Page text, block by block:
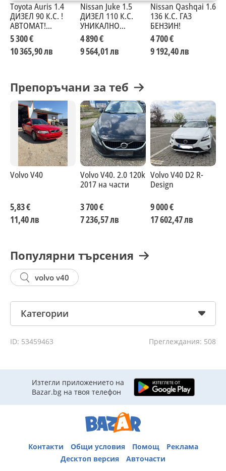
Toyota Auris 1.4
ДИЗЕЛ 90 К.С. !
АВТОМАТ!
FACELIFT! УНИКАТ!
5 300 €
10 365,90 лв
Nissan Juke 1.5
ДИЗЕЛ 110 К.С.
УНИКАЛНО
СЪСТОЯНИЕ!!!
4 890 €
9 564,01 лв
Nissan Qashqai 1.6
136 К.С. ГАЗ
БЕНЗИН!
4 700 €
9 192,40 лв
Препоръчани за теб
Volvo V40
5,83 €
11,40 лв
Volvo V40. 2.0 120k
2017 на части
3 700 €
7 236,57 лв
Volvo V40 D2 R-
Design
9 000 €
17 602,47 лв
Популярни търсения
volvo v40
Категории
ID: 53459463 Преглеждания: 508
Изтегли приложението на
Bazar.bg на твоя телефон
Контакти Общи условия Помощ
Реклама
Десктоп версия
Авточасти